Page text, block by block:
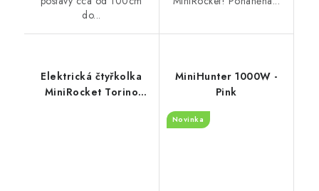
do...
Elektrická čtyřkolka
MiniRocket Torino
MiniHunter 1000W -
Pink
Novinka